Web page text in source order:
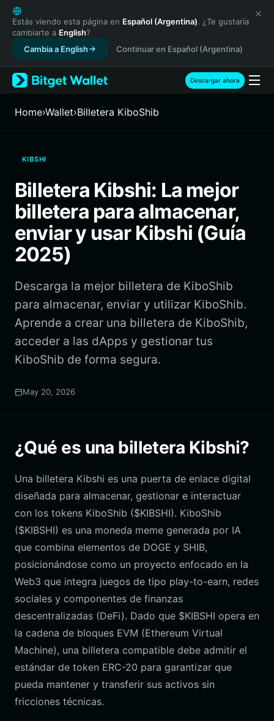
English
日本語
Tiếng Việt
Русский
Español (Latinoamérica)
Türkçe
Français
繁體中文
Bahasa Indonesia
ภาษาไทย
Español
Português (Brasil)
Estás viendo esta página en Español (Argentina). ¿Te gustaría
cambiarte a English?
Cambia a English
Continuar en Español (Argentina)
Descargar ahora
Home›Wallet›Billetera KiboShib
KIBSHI
Billetera Kibshi: La mejor
billetera para almacenar,
enviar y usar Kibshi (Guía
2025)
Descarga la mejor billetera de KiboShib
para almacenar, enviar y utilizar KiboShib.
Aprende a crear una billetera de KiboShib,
acceder a las dApps y gestionar tus
KiboShib de forma segura.
May 20, 2026
¿Qué es una billetera Kibshi?
Una billetera Kibshi es una puerta de enlace digital
diseñada para almacenar, gestionar e interactuar
con los tokens KiboShib ($KIBSHI). KiboShib
($KIBSHI) es una moneda meme generada por IA
que combina elementos de DOGE y SHIB,
posicionándose como un proyecto enfocado en la
Web3 que integra juegos de tipo play-to-earn, redes
sociales y componentes de finanzas
descentralizadas (DeFi). Dado que $KIBSHI opera en
la cadena de bloques EVM (Ethereum Virtual
Machine), una billetera compatible debe admitir el
estándar de token ERC-20 para garantizar que
pueda mantener y transferir sus activos sin
fricciones técnicas.